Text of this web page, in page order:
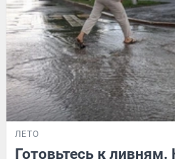
ЛЕТО
Готовьтесь к